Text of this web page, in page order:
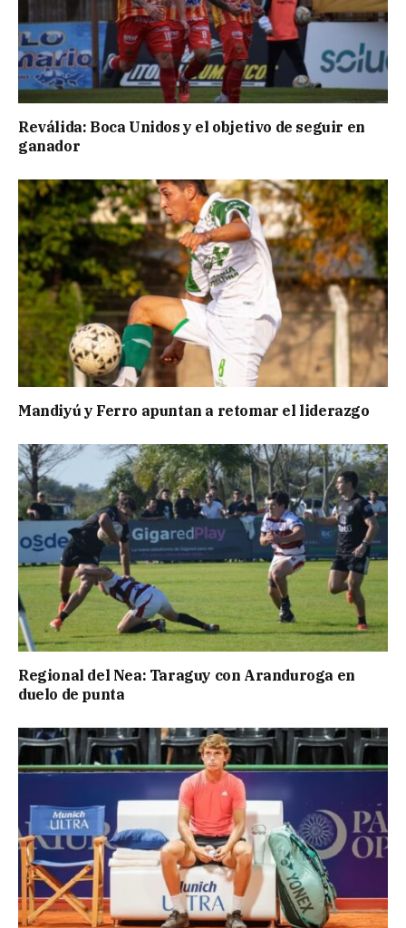
Reválida: Boca Unidos y el objetivo de seguir en
ganador
Mandiyú y Ferro apuntan a retomar el liderazgo
Regional del Nea: Taraguy con Aranduroga en
duelo de punta